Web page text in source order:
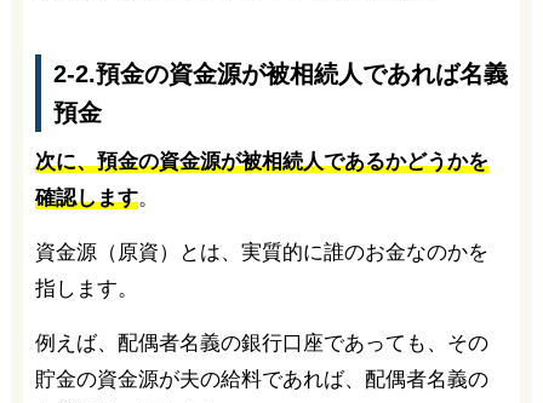
2-2.預金の資金源が被相続人であれば名義
預金
次に、預金の資金源が被相続人であるかどうかを
確認します。
資金源（原資）とは、実質的に誰のお金なのかを
指します。
例えば、配偶者名義の銀行口座であっても、その
貯金の資金源が夫の給料であれば、配偶者名義の